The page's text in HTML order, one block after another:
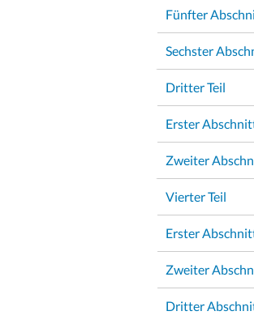
Fünfter
Sechster
Dritter Teil
Erster
Zweiter
Vierter Teil
Erster
Zweiter
Dritter